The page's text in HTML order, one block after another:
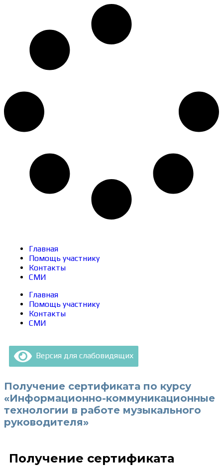
Главная
Помощь участнику
Контакты
СМИ
Главная
Помощь участнику
Контакты
СМИ
Версия для слабовидящих
Получение сертификата по курсу
«Информационно-коммуникационные
технологии в работе музыкального
руководителя»
Получение сертификата